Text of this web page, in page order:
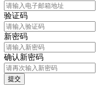
验证码
新密码
确认新密码